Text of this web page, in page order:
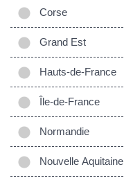
Corse
Grand Est
Hauts-de-France
Île-de-France
Normandie
Nouvelle Aquitaine